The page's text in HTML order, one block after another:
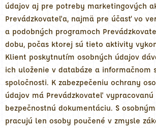
údajov aj pre potreby marketingových
Prevádzkovateľa, najmä pre účasť vo
a podobných programoch
dobu, počas ktorej sú tieto aktivity
Klient poskytnutím osobných údajov
ich uloženie v databáze a informačnom
spoločnosti. K zabezpečeniu ochrany
údajov má Prevádzkovateľ vypracovanú
bezpečnostnú dokumentáciu. S
pracujú len osoby poučené v zmysle